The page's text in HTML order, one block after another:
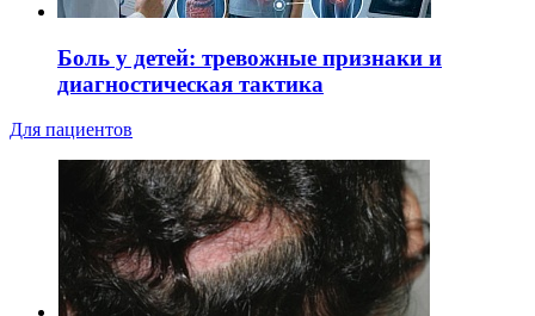
Боль у детей: тревожные признаки и
диагностическая тактика
Для пациентов